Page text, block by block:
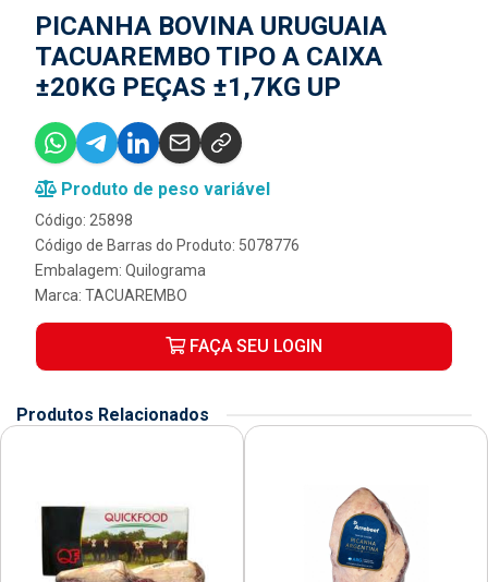
PICANHA BOVINA URUGUAIA
TACUAREMBO TIPO A CAIXA
±20KG PEÇAS ±1,7KG UP
Produto de peso variável
Código: 25898
Código de Barras do Produto: 5078776
Embalagem: Quilograma
Marca: TACUAREMBO
FAÇA SEU LOGIN
Produtos Relacionados